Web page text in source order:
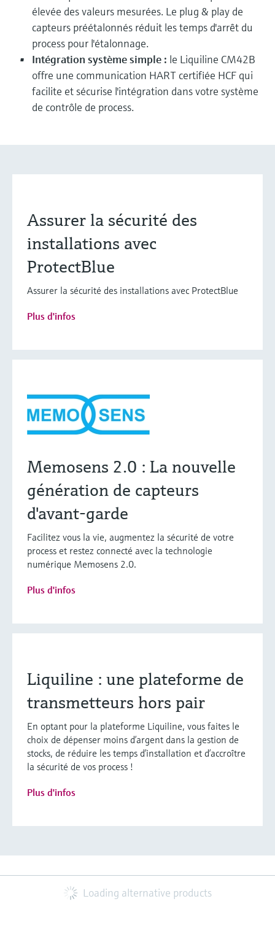
élevée des valeurs mesurées. Le plug & play de
capteurs préétalonnés réduit les temps d'arrêt du
process pour l'étalonnage.
Intégration système simple : le Liquiline CM42B
offre une communication HART certifiée HCF qui
facilite et sécurise l'intégration dans votre système
de contrôle de process.
Assurer la sécurité des
installations avec
ProtectBlue
Assurer la sécurité des installations avec ProtectBlue
Plus d'infos
Memosens 2.0 : La nouvelle
génération de capteurs
d'avant-garde
Facilitez vous la vie, augmentez la sécurité de votre
process et restez connecté avec la technologie
numérique Memosens 2.0.
Plus d'infos
Liquiline : une plateforme de
transmetteurs hors pair
En optant pour la plateforme Liquiline, vous faites le
choix de dépenser moins d’argent dans la gestion de
stocks, de réduire les temps d’installation et d’accroître
la sécurité de vos process !
Plus d'infos
Loading alternative products